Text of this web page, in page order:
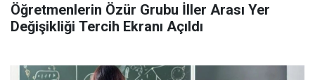
Öğretmenlerin Özür Grubu İller Arası Yer
Değişikliği Tercih Ekranı Açıldı